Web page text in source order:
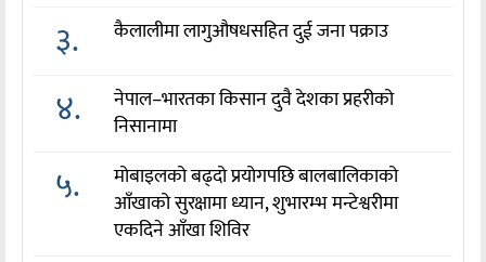
३. कैलालीमा लागुऔषधसहित दुई जना पक्राउ
४.
नेपाल–भारतका किसान दुवै देशका प्रहरीको
निसानामा
५.
मोबाइलको बढ्दो प्रयोगपछि बालबालिकाको
आँखाको सुरक्षामा ध्यान, शुभारम्भ मन्टेश्वरीमा
एकदिने आँखा शिविर